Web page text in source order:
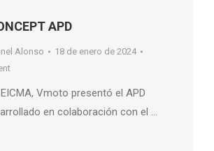
APD
Alonso
18 de enero de 2024
Vmoto presentó el APD
en colaboración con el …